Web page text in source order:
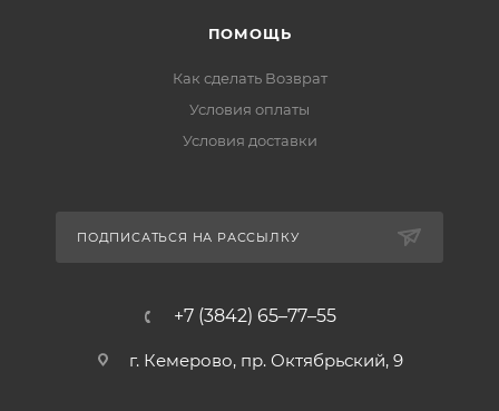
ПОМОЩЬ
Как сделать Возврат
Условия оплаты
Условия доставки
ПОДПИСАТЬСЯ НА РАССЫЛКУ
+7 (3842) 65–77–55
г. Кемерово, пр. Октябрьский, 9